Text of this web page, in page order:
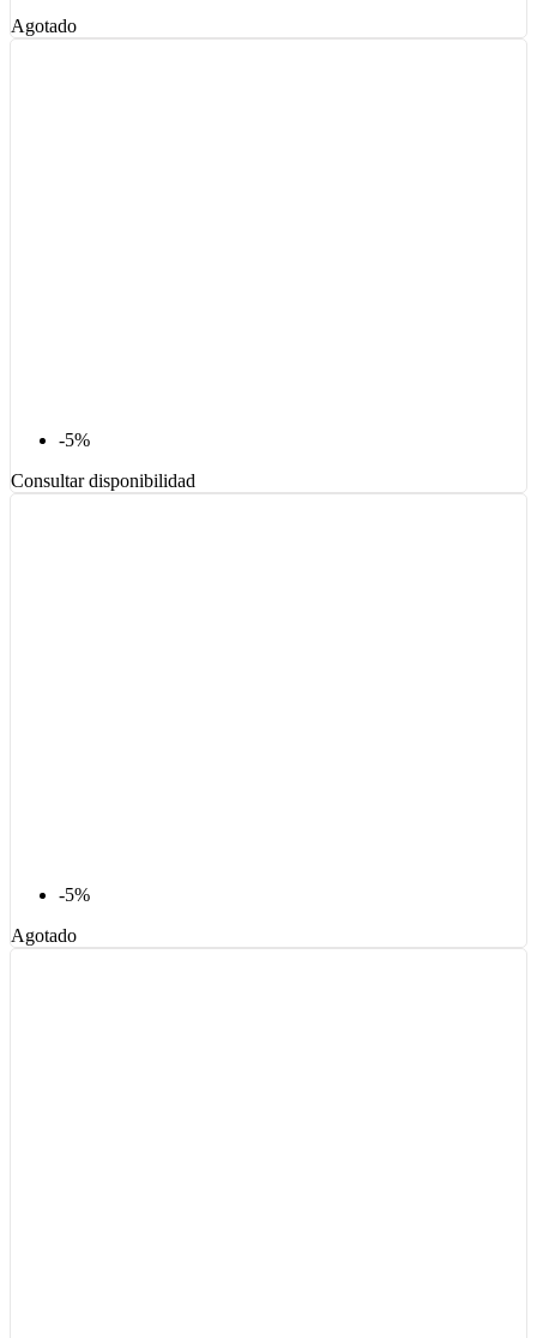
Agotado
-5%
Consultar disponibilidad
-5%
Agotado